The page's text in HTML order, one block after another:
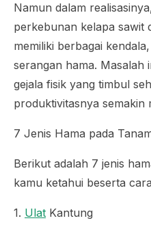
Namun dalam
perkebunan kelapa sawit
memiliki berbagai
serangan hama. Masalah
gejala fisik yang timbul
produktivitasnya semakin
7 Jenis Hama pada
Berikut adalah 7 jenis
kamu ketahui beserta
1. Ulat Kantung